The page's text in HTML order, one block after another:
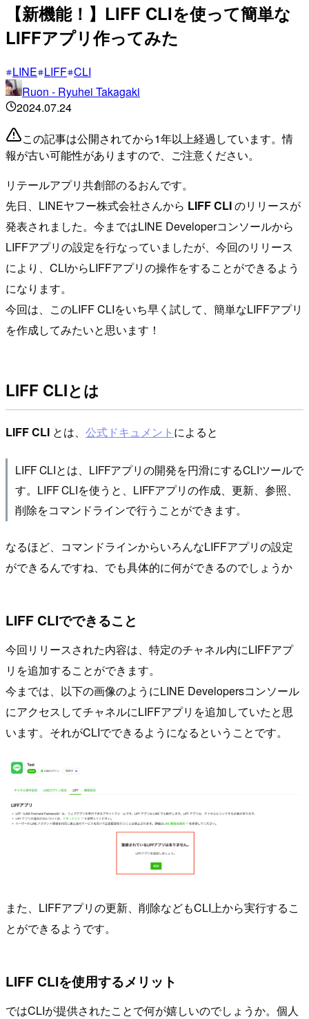
【新機能！】LIFF CLIを使って簡単な
LIFFアプリ作ってみた
LINE LIFF CLI
Ruon - Ryuhei Takagaki
2024.07.24
この記事は公開されてから1年以上経過しています。情
報が古い可能性がありますので、ご注意ください。
リテールアプリ共創部のるおんです。
先日、LINEヤフー株式会社さんから LIFF CLIのリリースが
発表されました。今まではLINE Developerコンソールから
LIFFアプリの設定を行なっていましたが、今回のリリース
により、CLIからLIFFアプリの操作をすることができるよう
になります。
今回は、このLIFF CLIをいち早く試して、簡単なLIFFアプリ
を作成してみたいと思います！
LIFF CLIとは
LIFF CLI とは、 公式ドキュメント によると
LIFF CLIとは、LIFFアプリの開発を円滑にするCLIツールで
す。LIFF CLIを使うと、LIFFアプリの作成、更新、参照、
削除をコマンドラインで行うことができます。
なるほど、コマンドラインからいろんなLIFFアプリの設定
ができるんですね、でも具体的に何ができるのでしょうか
LIFF CLIでできること
今回リリースされた内容は、特定のチャネル内にLIFFアプ
リを追加することができます。
今までは、以下の画像のようにLINE Developersコンソール
にアクセスしてチャネルにLIFFアプリを追加していたと思
います。それがCLIでできるようになるということです。
また、LIFFアプリの更新、削除などもCLI上から実行するこ
とができるようです。
LIFF CLIを使用するメリット
ではCLIが提供されたことで何が嬉しいのでしょうか。個人